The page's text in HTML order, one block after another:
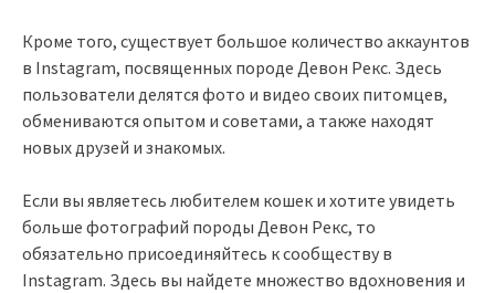
Кроме того, существует большое количество аккаунтов
в Instagram, посвященных породе Девон Рекс. Здесь
пользователи делятся фото и видео своих питомцев,
обмениваются опытом и советами, а также находят
новых друзей и знакомых.
Если вы являетесь любителем кошек и хотите увидеть
больше фотографий породы Девон Рекс, то
обязательно присоединяйтесь к сообществу в
Instagram. Здесь вы найдете множество вдохновения и